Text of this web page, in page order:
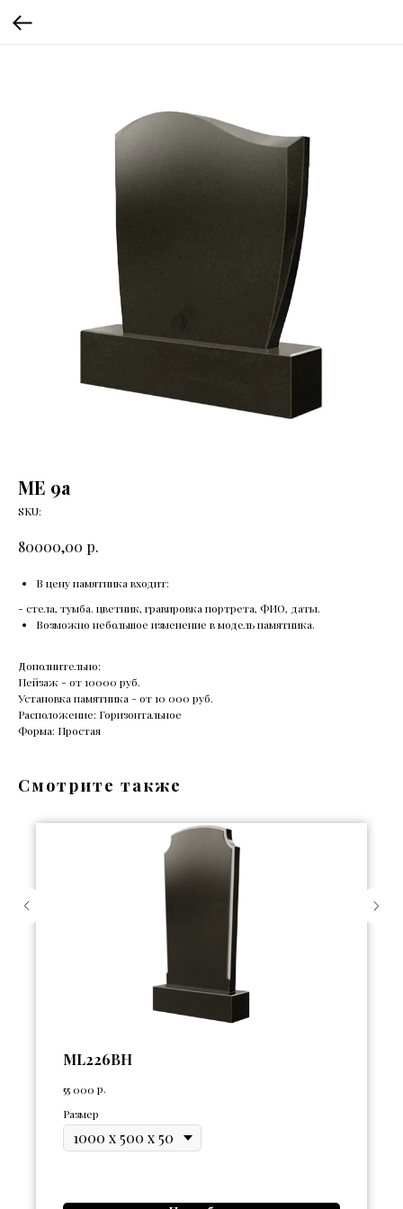
ME 9а
SKU:
80000,00 р.
В цену памятника входит:
- стела, тумба. цветник, гравировка портрета, ФИО, даты.
Возможно небольшое изменение в модель памятника.
Дополнительно:
Пейзаж - от 10000 руб.
Установка памятника - от 10 000 руб.
Расположение: Горизонтальное
Форма: Простая
Смотрите также
ML226BH
55 000 р.
Размер